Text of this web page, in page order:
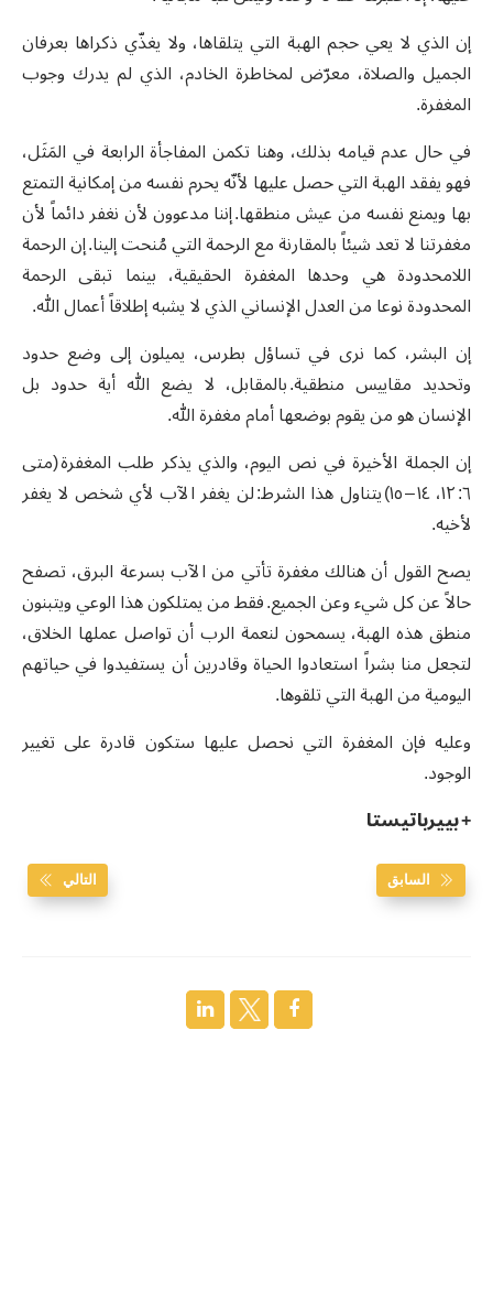
إن الذي لا يعي حجم الهبة التي يتلقاها، ولا يغذّي ذكراها بعرفان
الجميل والصلاة، معرّض لمخاطرة الخادم، الذي لم يدرك وجوب
المغفرة.
في حال عدم قيامه بذلك، وهنا تكمن المفاجأة الرابعة في المَثَل،
فهو يفقد الهبة التي حصل عليها لأنّه يحرم نفسه من إمكانية التمتع
بها ويمنع نفسه من عيش منطقها. إننا مدعوون لأن نغفر دائماً لأن
مغفرتنا لا تعد شيئاً بالمقارنة مع الرحمة التي مُنحت إلينا. إن الرحمة
اللامحدودة هي وحدها المغفرة الحقيقية، بينما تبقى الرحمة
المحدودة نوعا من العدل الإنساني الذي لا يشبه إطلاقاً أعمال الله.
إن البشر، كما نرى في تساؤل بطرس، يميلون إلى وضع حدود
وتحديد مقاييس منطقية. بالمقابل، لا يضع الله أية حدود بل
الإنسان هو من يقوم بوضعها أمام مغفرة الله.
إن الجملة الأخيرة في نص اليوم، والذي يذكر طلب المغفرة (متى
٦: ١٢، ١٤ – ١٥) يتناول هذا الشرط: لن يغفر الآب لأي شخص لا يغفر
لأخيه.
يصح القول أن هنالك مغفرة تأتي من الآب بسرعة البرق، تصفح
حالاً عن كل شيء وعن الجميع. فقط من يمتلكون هذا الوعي ويتبنون
منطق هذه الهبة، يسمحون لنعمة الرب أن تواصل عملها الخلاق،
لتجعل منا بشراً استعادوا الحياة وقادرين أن يستفيدوا في حياتهم
اليومية من الهبة التي تلقوها.
وعليه فإن المغفرة التي نحصل عليها ستكون قادرة على تغيير
الوجود.
+ بييرباتيستا
السابق التالي